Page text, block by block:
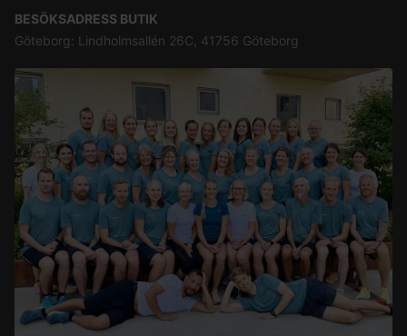
BESÖKSADRESS BUTIK
Göteborg: Lindholmsallén 26C, 41756 Göteborg